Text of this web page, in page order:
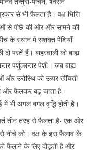
से भी फैलता है। वक्ष भित्ति
से पीछे की ओर और सामने की
के स्थान में सशक्त पेशियाँ
परतें हैं। बाहरवाली को बाह्य
पर्शुकान्तर पेशी। जब बाह्य
और उरोस्थि को ऊपर खींचती
ओर फैलकर बढ़ जाता है।
भी अगल बगल वृद्धि होती है।
तीन तरह से फैलता है- एक ओर
नीचे को। वक्ष के इस फैलाव के
फैलाने के लिए दौड़ती है और